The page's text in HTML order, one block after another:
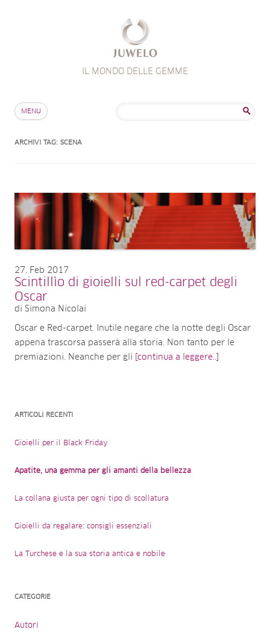
IL MONDO DELLE GEMME
MENU
ARCHIVI TAG: SCENA
27 Feb 2017
Scintillìo di gioielli sul red-carpet degli
Oscar
di Simona Nicolai
Oscar e Red-carpet. Inutile negare che la notte degli Oscar
appena trascorsa passerà alla storia. Non tanto per le
premiazioni. Neanche per gli
[continua a leggere..]
ARTICOLI RECENTI
Gioielli per il Black Friday
Apatite, una gemma per gli amanti della bellezza
La collana giusta per ogni tipo di scollatura
Gioielli da regalare: consigli essenziali
La Turchese e la sua storia antica e nobile
CATEGORIE
Autori